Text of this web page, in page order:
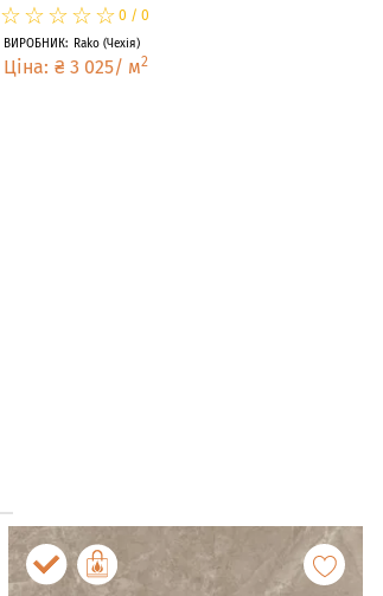
☆
★☆
★☆
★☆
★☆
★ 0 / 0
ВИРОБНИК: Rako (Чехія)
Ціна: ₴ 3 025/ м2